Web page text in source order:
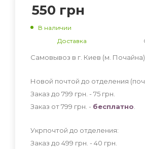
550 грн
В наличии
Доставка
Самовывоз в г. Киев (м.
Новой почтой до отделения
Заказ до 799 грн. - 75 грн
Заказ от 799 грн. - бесплатно
Укрпочтой до отделения:
Заказ до 499 грн. - 40 грн